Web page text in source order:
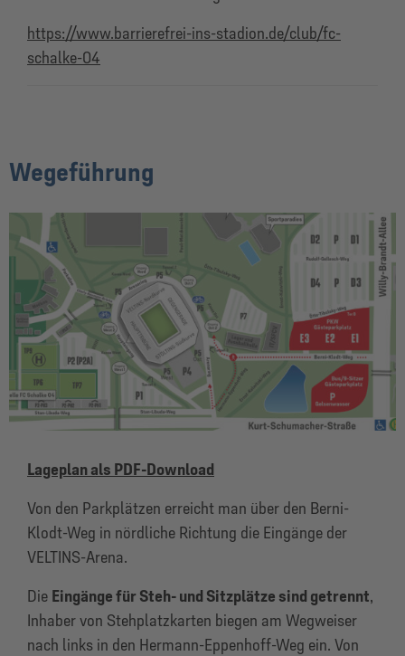
https://www.barrierefrei-ins-stadion.de/club/fc-
schalke-04
Wegeführung
Lageplan als PDF-Download
Von den Parkplätzen erreicht man über den Berni-
Klodt-Weg in nördliche Richtung die Eingänge der
VELTINS-Arena.
Die Eingänge für Steh- und Sitzplätze sind getrennt,
Inhaber von Stehplatzkarten biegen am Wegweiser
nach links in den Hermann-Eppenhoff-Weg ein. Von